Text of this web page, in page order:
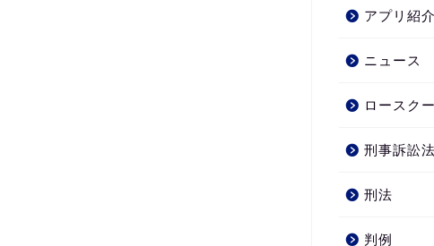
アプリ紹介
ニュース
ロースク
刑事訴訟法
刑法
判例